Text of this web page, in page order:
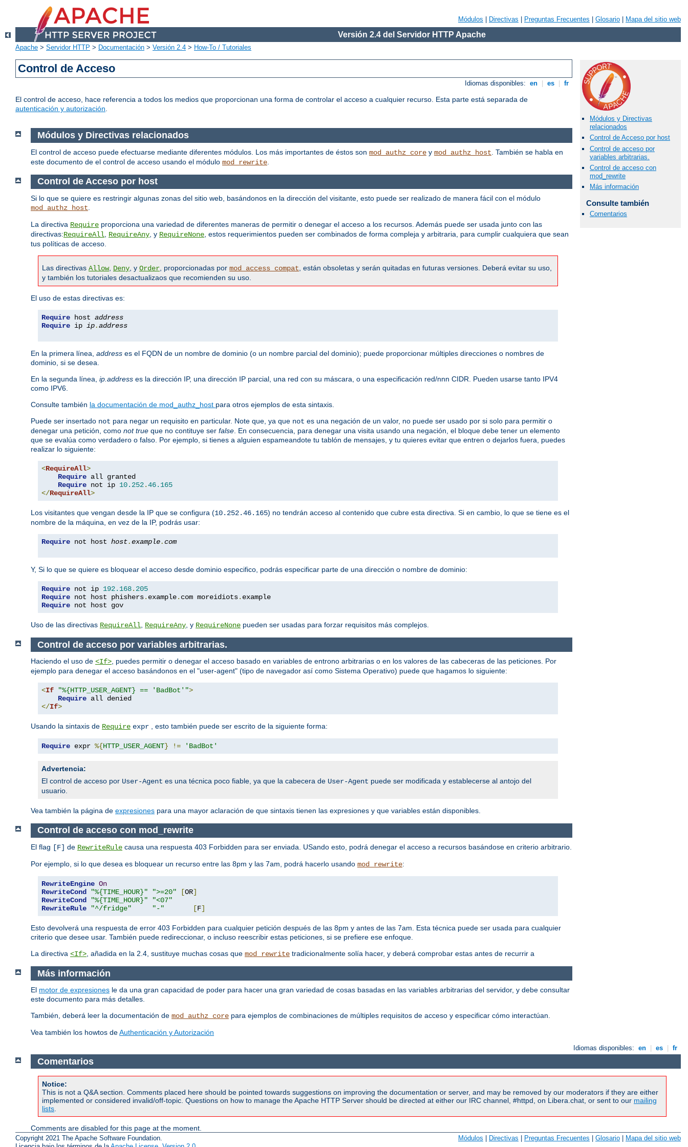
Módulos Directivas Preguntas Frecuentes Glosario Mapa del sitio web
Versión 2.4 del Servidor HTTP Apache
Apache > Servidor HTTP > Documentación > Versión 2.4 > How-To / Tutoriales
Control de Acceso
Idiomas disponibles: en es fr
El control de acceso, hace referencia a todos los medios que proporcionan una forma de controlar el acceso a cualquier recurso. Esta parte está separada de
autenticación y autorización.
Módulos y Directivas
relacionados
Control de Acceso por host
Control de acceso por
variables arbitrarias.
Control de acceso con
mod_rewrite
Más información
Consulte también
Comentarios
Módulos y Directivas relacionados
El control de acceso puede efectuarse mediante diferentes módulos. Los más importantes de éstos son mod_authz_core y mod_authz_host . También se habla en
este documento de el control de acceso usando el módulo mod_rewrite
Control de Acceso por host
Si lo que se quiere es restringir algunas zonas del sitio web, basándonos en la dirección del visitante, esto puede ser realizado de manera fácil con el módulo
mod_authz_host
La directiva Require proporciona una variedad de diferentes maneras de permitir o denegar el acceso a los recursos. Además puede ser usada junto con las
directivas:RequireAll RequireAny , y RequireNone , estos requerimientos pueden ser combinados de forma compleja y arbitraria, para cumplir cualquiera que sean
tus políticas de acceso.
Las directivas Allow, Deny , y Order , proporcionadas por mod_access_compat , están obsoletas y serán quitadas en futuras versiones. Deberá evitar su uso,
y también los tutoriales desactualizaos que recomienden su uso.
El uso de estas directivas es:
Require host address
Require ip ip.address
En la primera línea, address es el FQDN de un nombre de dominio (o un nombre parcial del dominio); puede proporcionar múltiples direcciones o nombres de
dominio, si se desea.
En la segunda línea, ip.address es la dirección IP, una dirección IP parcial, una red con su máscara, o una especificación red/nnn CIDR. Pueden usarse tanto IPV4
como IPV6.
Consulte también la documentación de mod_authz_host para otros ejemplos de esta sintaxis.
Puede ser insertado not para negar un requisito en particular. Note que, ya que not es una negación de un valor, no puede ser usado por si solo para permitir o
denegar una petición, como not true que no contituye ser false . En consecuencia, para denegar una visita usando una negación, el bloque debe tener un elemento
que se evalúa como verdadero o falso. Por ejemplo, si tienes a alguien espameandote tu tablón de mensajes, y tu quieres evitar que entren o dejarlos fuera, puedes
realizar lo siguiente:
<RequireAll>
Require all granted
Require not ip 10.252.46.165
</RequireAll>
Los visitantes que vengan desde la IP que se configura (10.252.46.165) no tendrán acceso al contenido que cubre esta directiva. Si en cambio, lo que se tiene es el
nombre de la máquina, en vez de la IP, podrás usar:
Require not host host.example.com
Y, Si lo que se quiere es bloquear el acceso desde dominio especifico, podrás especificar parte de una dirección o nombre de dominio:
Require not ip 192.168. 205
Require not host phishers. example. com moreidiots.
Require not host gov
Uso de las directivas RequireAll RequireAny , y RequireNone pueden ser usadas para forzar requisitos más complejos.
Control de acceso por variables arbitrarias.
Haciendo el uso de <If>, puedes permitir o denegar el acceso basado en variables de entrono arbitrarias o en los valores de las cabeceras de las peticiones. Por
ejemplo para denegar el acceso basándonos en el "user-agent" (tipo de navegador así como Sistema Operativo) puede que hagamos lo siguiente:
<If "%{HTTP_USER_AGENT} == 'BadBot'">
Require
</If>
Usando la sintaxis de Require expr , esto también puede ser escrito de la siguiente forma:
Require expr %{HTTP_USER_AGENT} != 'BadBot'
Advertencia:
El control de acceso por User-Agent es una técnica poco fiable, ya que la cabecera de User-Agent puede ser modificada y establecerse al antojo del
usuario.
Vea también la página de expresiones para una mayor aclaración de que sintaxis tienen las expresiones y que variables están disponibles.
Control de acceso con mod_rewrite
El flag [F] de RewriteRule causa una respuesta 403 Forbidden para ser enviada. USando esto, podrá denegar el acceso a recursos basándose en criterio arbitrario.
Por ejemplo, si lo que desea es bloquear un recurso entre las 8pm y las 7am, podrá hacerlo usando mod_rewrite:
RewriteEngine On
RewriteCond
"%{TIME_HOUR}" ">=20" [OR]
RewriteCond
"%{TIME_HOUR}"
"<07"
RewriteRule
"^/fridge" "-" [F]
Esto devolverá una respuesta de error 403 Forbidden para cualquier petición después de las 8pm y antes de las 7am. Esta técnica puede ser usada para cualquier
criterio que desee usar. También puede redireccionar, o incluso reescribir estas peticiones, si se prefiere ese enfoque.
La directiva <If> , añadida en la 2.4, sustituye muchas cosas que mod_rewrite tradicionalmente solía hacer, y deberá comprobar estas antes de recurrir a
Más información
El motor de expresiones le da una gran capacidad de poder para hacer una gran variedad de cosas basadas en las variables arbitrarias del servidor, y debe consultar
este documento para más detalles.
También, deberá leer la documentación de mod_authz_core para ejemplos de combinaciones de múltiples requisitos de acceso y especificar cómo interactúan.
Vea también los howtos deAuthenticación y Autorización
Idiomas disponibles: en es fr
Comentarios
Notice:
This is not a Q&A section. Comments placed here should be pointed towards suggestions on improving the documentation or server, and may be removed by our moderators if they are either
implemented or considered invalid/off-topic. Questions on how to manage the Apache HTTP Server should be directed at either our IRC channel, #httpd, on Libera.chat, or sent to our mailing
lists.
Comments are disabled for this page at the moment.
Copyright 2021 The Apache Software Foundation.
Módulos Directivas Preguntas Frecuentes Glosario Mapa del sitio web